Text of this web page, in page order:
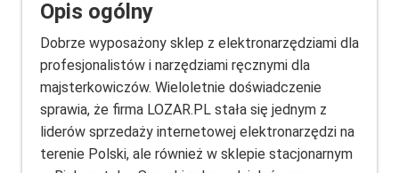
Opis ogólny
Dobrze wyposażony sklep z elektronarzędziami dla
profesjonalistów i narzędziami ręcznymi dla
majsterkowiczów. Wieloletnie doświadczenie
sprawia, że firma LOZAR.PL stała się jednym z
liderów sprzedaży internetowej elektronarzędzi na
terenie Polski, ale również w sklepie stacjonarnym